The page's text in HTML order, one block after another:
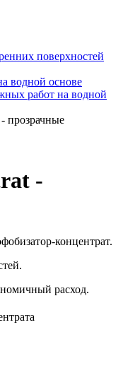
поверхностей
водной основе
работ на водной
прозрачные
-
концентрат.
расход.